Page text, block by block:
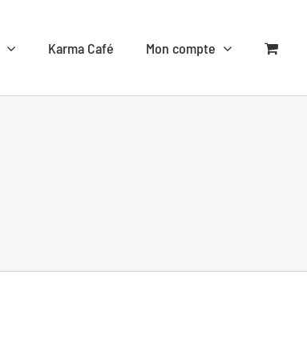
Karma Café Mon compte